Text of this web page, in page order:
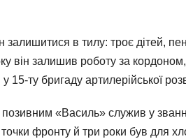
в тилу: троє дітей,
він залишив роботу за
ту бригаду артилерійської
позивним «Василь» служив у
фронту й три роки був для